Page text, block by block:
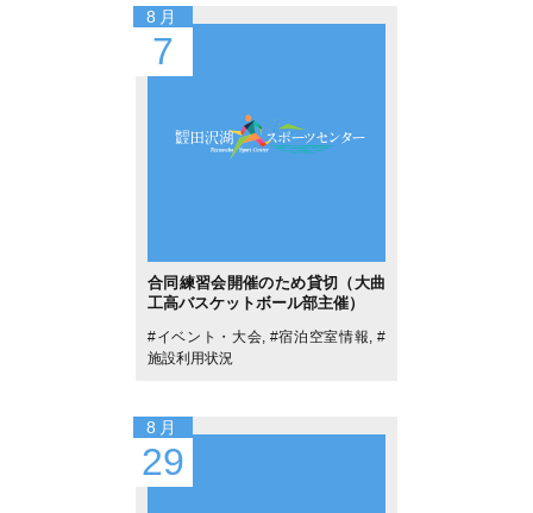
8月
7
合同練習会開催のため貸切（大曲
工高バスケットボール部主催）
#イベント・大会, #宿泊空室情報, #
施設利用状況
8月
29